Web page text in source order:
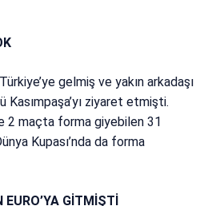
gelmiş ve yakın arkadaşı
Kasımpaşa’yı ziyaret etmişti.
2 maçta forma giyebilen 31
Kupası’nda da forma
EURO’YA GİTMİŞTİ